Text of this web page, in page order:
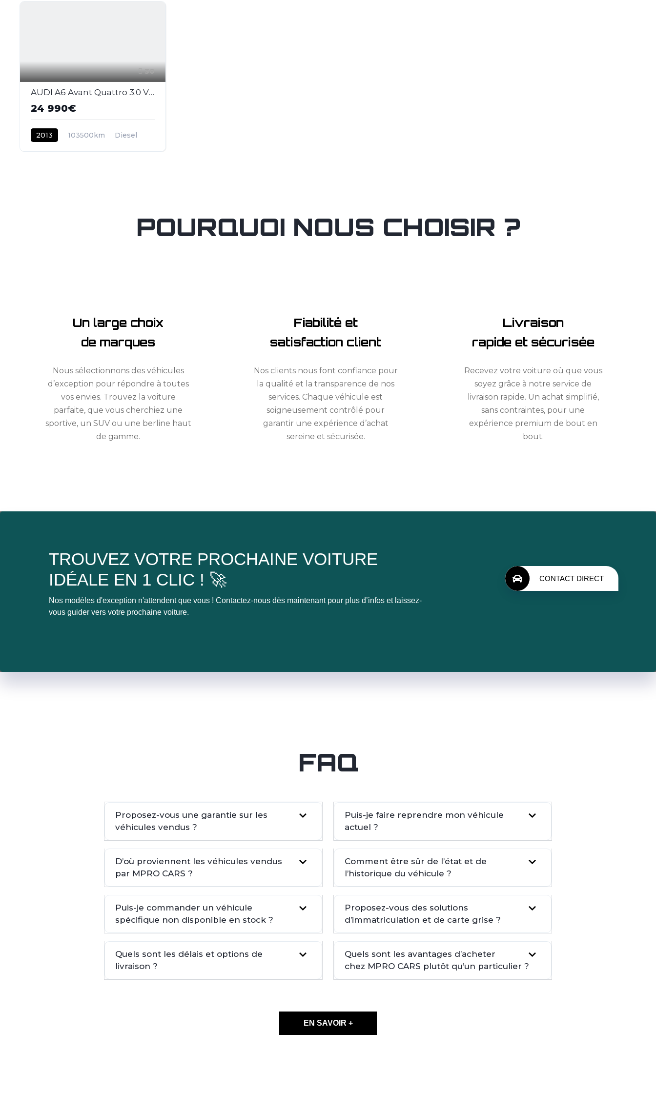
30
AUDI A6 Avant Quattro 3.0 V6 BiTDI DPF - 313 - BVA Tiptronic AVANT 2011 BREAK S-Line PHASE 1
24 990€
2013 103500km Diesel
POURQUOI NOUS CHOISIR ?
Un large choix
de marques
Nous sélectionnons des véhicules
d’exception pour répondre à toutes
vos envies. Trouvez la voiture
parfaite, que vous cherchiez une
sportive, un SUV ou une berline haut
de gamme.
Fiabilité et
satisfaction client
Nos clients nous font confiance pour
la qualité et la transparence de nos
services. Chaque véhicule est
soigneusement contrôlé pour
garantir une expérience d’achat
sereine et sécurisée.
Livraison
rapide et sécurisée
Recevez votre voiture où que vous
soyez grâce à notre service de
livraison rapide. Un achat simplifié,
sans contraintes, pour une
expérience premium de bout en
bout.
TROUVEZ VOTRE PROCHAINE VOITURE
IDÉALE EN 1 CLIC ! 🚀
Nos modèles d'exception n'attendent que vous ! Contactez-nous dès maintenant pour plus d’infos et laissez-
vous guider vers votre prochaine voiture.
CONTACT DIRECT
FAQ
Proposez-vous une garantie sur les
véhicules vendus ?
D’où proviennent les véhicules vendus
par MPRO CARS ?
Puis-je commander un véhicule
spécifique non disponible en stock ?
Quels sont les délais et options de
livraison ?
Puis-je faire reprendre mon véhicule
actuel ?
Comment être sûr de l’état et de
l’historique du véhicule ?
Proposez-vous des solutions
d’immatriculation et de carte grise ?
Quels sont les avantages d’acheter
chez MPRO CARS plutôt qu’un particulier ?
EN SAVOIR +